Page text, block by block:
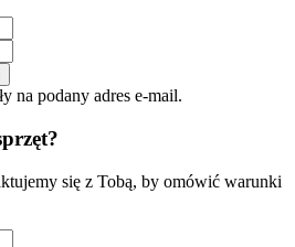
na podany adres e-mail.
się z Tobą, by omówić warunki